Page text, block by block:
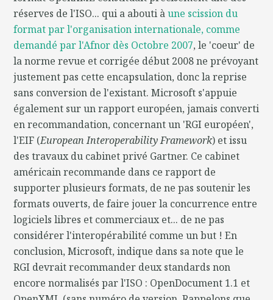
réserves de l'ISO... qui a abouti àune scission du
format par l'organisation internationale, comme
demandé par l'Afnor dès Octobre 2007, le 'coeur' de
la norme revue et corrigée début 2008 ne prévoyant
justement pas cette encapsulation, donc la reprise
sans conversion de l'existant. Microsoft s'appuie
également sur un rapport européen, jamais converti
en recommandation, concernant un 'RGI européen',
l'EIF (European Interoperability Framework) et issu
des travaux du cabinet privé Gartner. Ce cabinet
américain recommande dans ce rapport de
supporter plusieurs formats, de ne pas soutenir les
formats ouverts, de faire jouer la concurrence entre
logiciels libres et commerciaux et... de ne pas
considérer l'interopérabilité comme un but ! En
conclusion, Microsoft, indique dans sa note que le
RGI devrait recommander deux standards non
encore normalisés par l'ISO : OpenDocument 1.1 et